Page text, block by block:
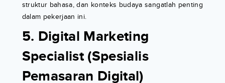
struktur bahasa, dan konteks budaya sangatlah penting
dalam pekerjaan ini.
5. Digital Marketing
Specialist (Spesialis
Pemasaran Digital)